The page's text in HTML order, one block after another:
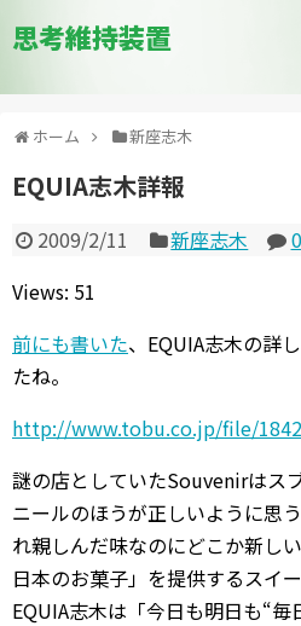
思考維持装置
ホーム 新座志木
EQUIA志木詳報
2009/2/11 新座志木
0
Views: 51
前にも書いた、EQUIA志木の詳
たね。
http://www.tobu.co.jp/file/
謎の店としていたSouvenirはス
ニールのほうが正しいように思
れ親しんだ味なのにどこか新し
日本のお菓子」を提供するスイ
EQUIA志木は「今日も明日も“